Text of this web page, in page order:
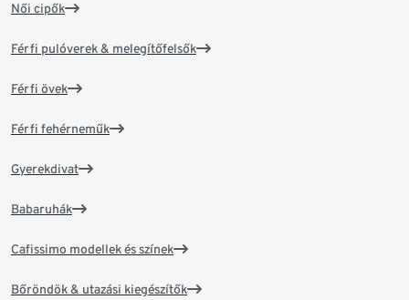
Női cipők
Férfi pulóverek & melegítőfelsők
Férfi övek
Férfi fehérneműk
Gyerekdivat
Babaruhák
Cafissimo modellek és színek
Bőröndök & utazási kiegészítők